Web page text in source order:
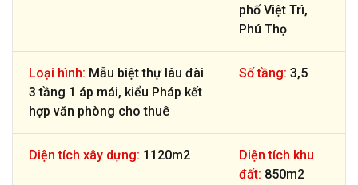
phố Việt Trì,
Phú Thọ
Loại hình: Mẫu biệt thự lâu đài
3 tầng 1 áp mái, kiểu Pháp kết
hợp văn phòng cho thuê
Số tầng: 3,5
Diện tích xây dựng: 1120m2
Diện tích khu
đất: 850m2